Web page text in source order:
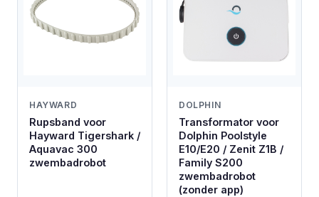
HAYWARD
Rupsband voor
Hayward Tigershark /
Aquavac 300
zwembadrobot
DOLPHIN
Transformator voor
Dolphin Poolstyle
E10/E20 / Zenit Z1B /
Family S200
zwembadrobot
(zonder app)